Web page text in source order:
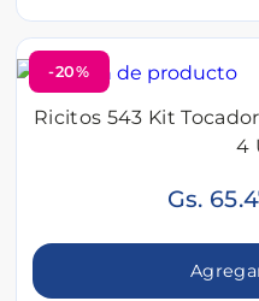
-20%
Ricitos 543 Kit
4
Gs.